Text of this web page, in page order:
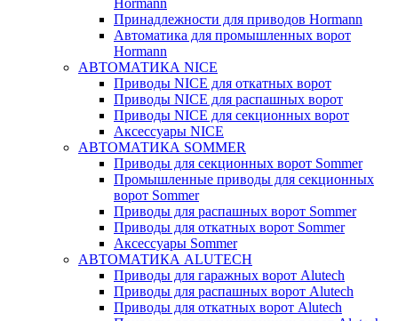
Hormann
Принадлежности для приводов Hormann
Автоматика для промышленных ворот
Hormann
АВТОМАТИКА NICE
Приводы NICE для откатных ворот
Приводы NICE для распашных ворот
Приводы NICE для секционных ворот
Аксессуары NICE
АВТОМАТИКА SOMMER
Приводы для секционных ворот Sommer
Промышленные приводы для секционных
ворот Sommer
Приводы для распашных ворот Sommer
Приводы для откатных ворот Sommer
Аксессуары Sommer
АВТОМАТИКА ALUTECH
Приводы для гаражных ворот Alutech
Приводы для распашных ворот Alutech
Приводы для откатных ворот Alutech